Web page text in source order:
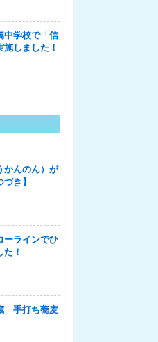
中学校で「信
しました！
かんのん）が
き】
ーラインでひ
！
手打ち蕎麦